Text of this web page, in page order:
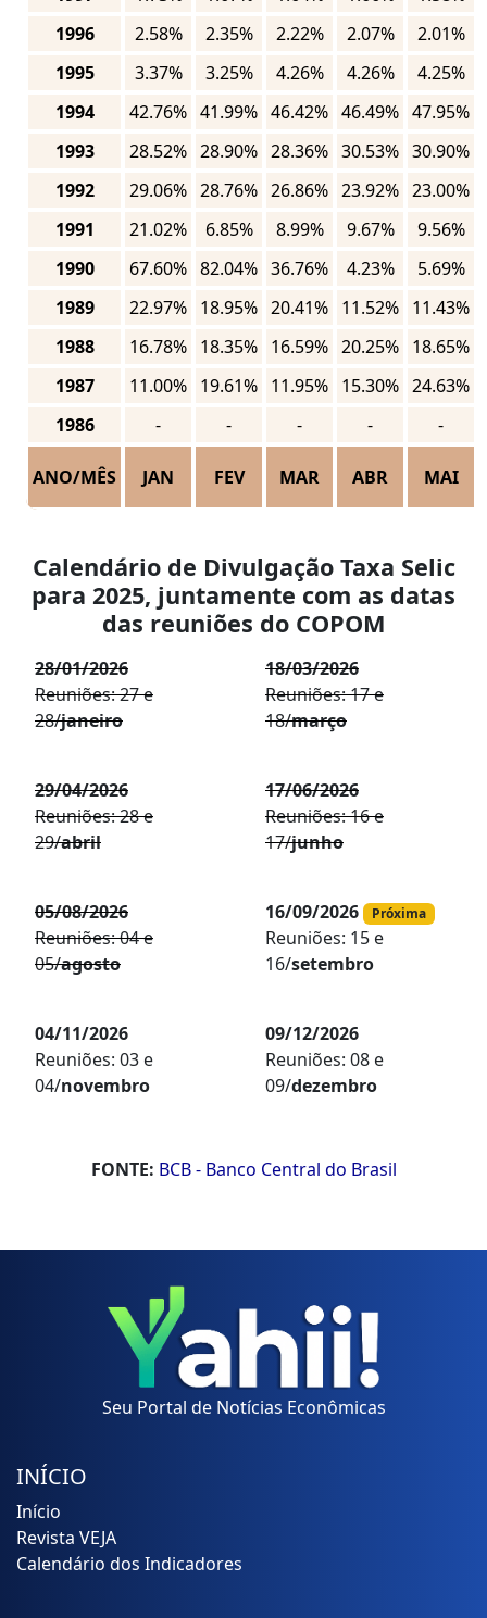
1996
2.58% 2.35% 2.22% 2.07%
2.01%
1995
3.37% 3.25% 4.26% 4.26%
4.25%
1994
42.76% 41.99% 46.42% 46.49% 47.95%
1993
28.52% 28.90% 28.36% 30.53% 30.90%
1992
29.06% 28.76% 26.86% 23.92% 23.00%
1991
21.02% 6.85% 8.99% 9.67% 9.56%
1990
67.60% 82.04% 36.76% 4.23%
5.69%
1989
22.97% 18.95% 20.41% 11.52% 11.43%
1988
16.78% 18.35% 16.59% 20.25% 18.65%
1987
11.00% 19.61% 11.95% 15.30% 24.63%
1986
- - - - -
ANO/MÊS JAN FEV MAR ABR MAI
Calendário de Divulgação Taxa Selic
para 2025, juntamente com as datas
das reuniões do COPOM
28/01/2026
Reuniões: 27 e
28/janeiro
18/03/2026
Reuniões: 17 e
18/março
29/04/2026
Reuniões: 28 e
29/abril
17/06/2026
Reuniões: 16 e
17/junho
05/08/2026
Reuniões: 04 e
05/agosto
16/09/2026 Próxima
Reuniões: 15 e
16/setembro
04/11/2026
Reuniões: 03 e
04/novembro
09/12/2026
Reuniões: 08 e
09/dezembro
FONTE: BCB - Banco Central do Brasil
Seu Portal de Notícias Econômicas
INÍCIO
Início
Revista VEJA
Calendário dos Indicadores